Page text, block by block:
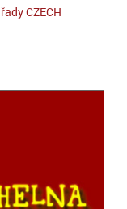
CZECH